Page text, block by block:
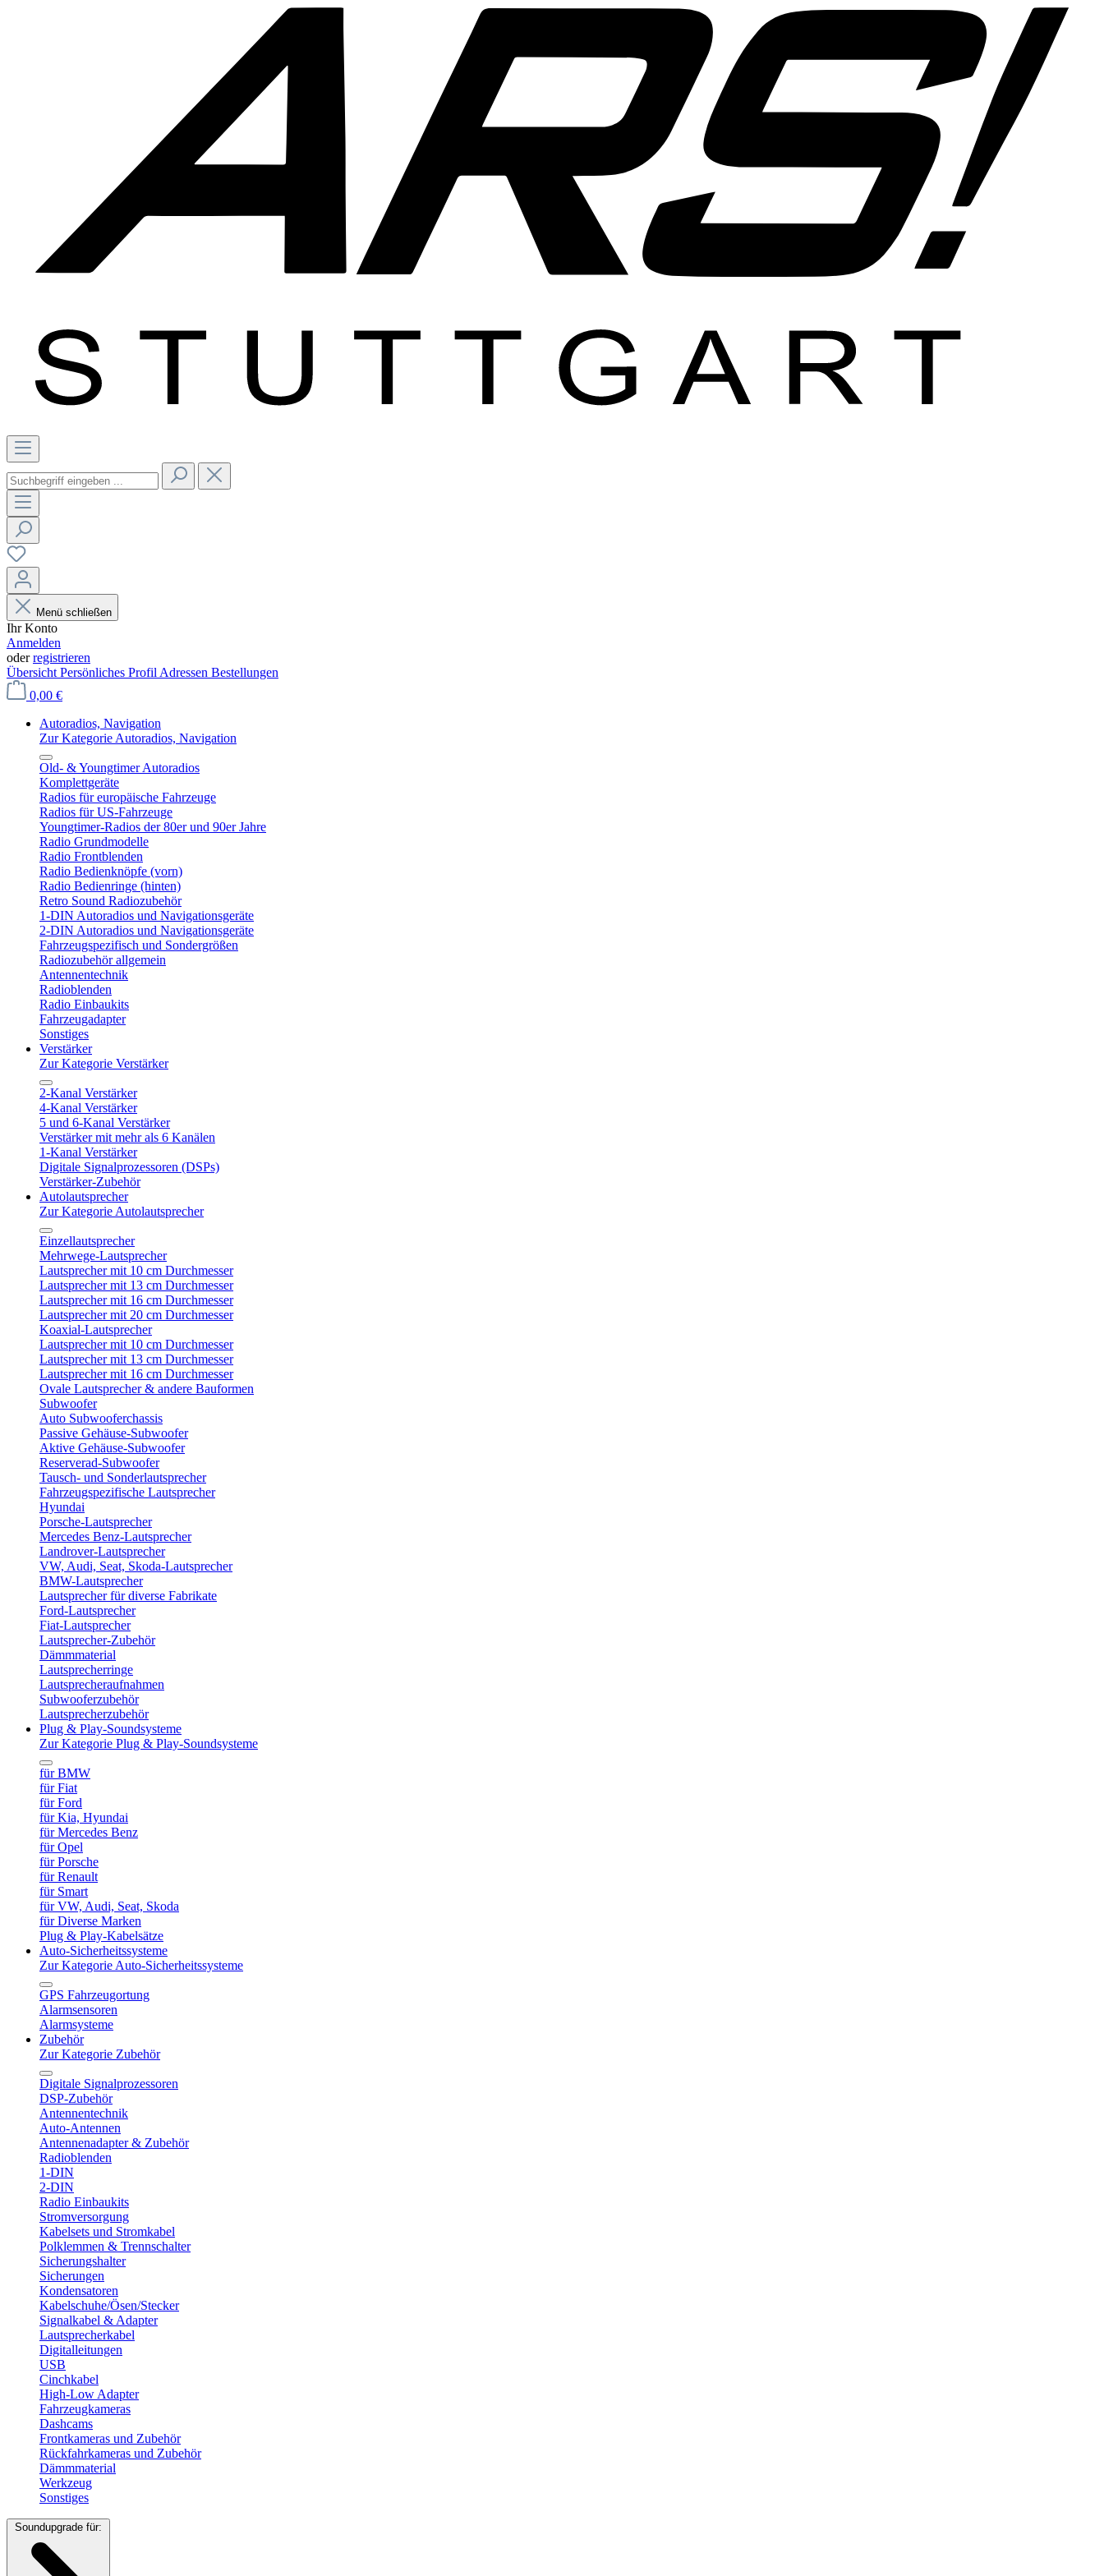
Menü schließen
Ihr Konto
Anmelden
oderregistrieren
Übersicht Persönliches Profil Adressen Bestellungen
0,00 €
Autoradios, Navigation
Zur Kategorie Autoradios, Navigation
Old- & Youngtimer Autoradios
Komplettgeräte
Radios für europäische Fahrzeuge
Radios für US-Fahrzeuge
Youngtimer-Radios der 80er und 90er Jahre
Radio Grundmodelle
Radio Frontblenden
Radio Bedienknöpfe (vorn)
Radio Bedienringe (hinten)
Retro Sound Radiozubehör
1-DIN Autoradios und Navigationsgeräte
2-DIN Autoradios und Navigationsgeräte
Fahrzeugspezifisch und Sondergrößen
Radiozubehör allgemein
Antennentechnik
Radioblenden
Radio Einbaukits
Fahrzeugadapter
Sonstiges
Verstärker
Zur Kategorie Verstärker
2-Kanal Verstärker
4-Kanal Verstärker
5 und 6-Kanal Verstärker
Verstärker mit mehr als 6 Kanälen
1-Kanal Verstärker
Digitale Signalprozessoren (DSPs)
Verstärker-Zubehör
Autolautsprecher
Zur Kategorie Autolautsprecher
Einzellautsprecher
Mehrwege-Lautsprecher
Lautsprecher mit 10 cm Durchmesser
Lautsprecher mit 13 cm Durchmesser
Lautsprecher mit 16 cm Durchmesser
Lautsprecher mit 20 cm Durchmesser
Koaxial-Lautsprecher
Lautsprecher mit 10 cm Durchmesser
Lautsprecher mit 13 cm Durchmesser
Lautsprecher mit 16 cm Durchmesser
Ovale Lautsprecher & andere Bauformen
Subwoofer
Auto Subwooferchassis
Passive Gehäuse-Subwoofer
Aktive Gehäuse-Subwoofer
Reserverad-Subwoofer
Tausch- und Sonderlautsprecher
Fahrzeugspezifische Lautsprecher
Hyundai
Porsche-Lautsprecher
Mercedes Benz-Lautsprecher
Landrover-Lautsprecher
VW, Audi, Seat, Skoda-Lautsprecher
BMW-Lautsprecher
Lautsprecher für diverse Fabrikate
Ford-Lautsprecher
Fiat-Lautsprecher
Lautsprecher-Zubehör
Dämmmaterial
Lautsprecherringe
Lautsprecheraufnahmen
Subwooferzubehör
Lautsprecherzubehör
Plug & Play-Soundsysteme
Zur Kategorie Plug & Play-Soundsysteme
für BMW
für Fiat
für Ford
für Kia, Hyundai
für Mercedes Benz
für Opel
für Porsche
für Renault
für Smart
für VW, Audi, Seat, Skoda
für Diverse Marken
Plug & Play-Kabelsätze
Auto-Sicherheitssysteme
Zur Kategorie Auto-Sicherheitssysteme
GPS Fahrzeugortung
Alarmsensoren
Alarmsysteme
Zubehör
Zur Kategorie Zubehör
Digitale Signalprozessoren
DSP-Zubehör
Antennentechnik
Auto-Antennen
Antennenadapter & Zubehör
Radioblenden
1-DIN
2-DIN
Radio Einbaukits
Stromversorgung
Kabelsets und Stromkabel
Polklemmen & Trennschalter
Sicherungshalter
Sicherungen
Kondensatoren
Kabelschuhe/Ösen/Stecker
Signalkabel & Adapter
Lautsprecherkabel
Digitalleitungen
USB
Cinchkabel
High-Low Adapter
Fahrzeugkameras
Dashcams
Frontkameras und Zubehör
Rückfahrkameras und Zubehör
Dämmmaterial
Werkzeug
Sonstiges
Soundupgrade für: